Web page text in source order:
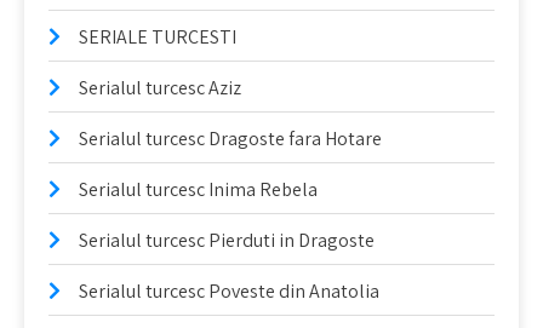
SERIALE TURCESTI
Serialul turcesc Aziz
Serialul turcesc Dragoste fara Hotare
Serialul turcesc Inima Rebela
Serialul turcesc Pierduti in Dragoste
Serialul turcesc Poveste din Anatolia